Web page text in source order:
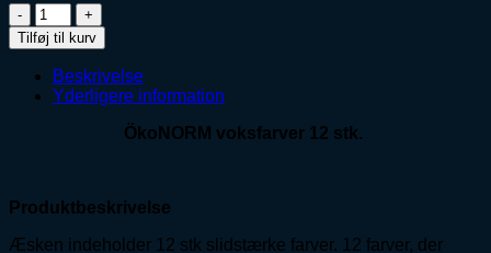
ÖkoNORM
Voksfarver
12
stk.
antal
Tilføj til kurv
Beskrivelse
Yderligere information
ÖkoNORM voksfarver 12 stk.
Produktbeskrivelse
Æsken indeholder 12 stk slidstærke farver. 12 farver, der